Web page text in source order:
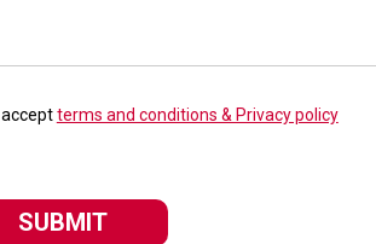
I acceptterms and conditions & Privacy policy
SUBMIT